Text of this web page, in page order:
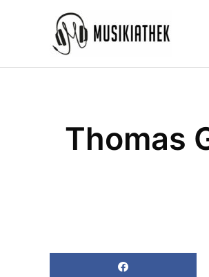
Thomas